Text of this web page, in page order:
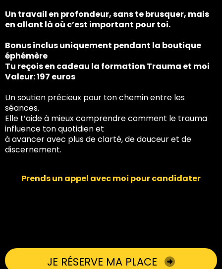
Un travail en profondeur, sans te brusquer, mais
en allant là où c’est important pour toi.
Bonus inclus uniquement pendant la boutique
éphémère
Tu reçois en cadeau la formation Trauma et moi
Valeur: 197 euros
Un soutien précieux pour ton chemin entre les
séances.
Elle t’aide à mieux comprendre comment le trauma
influence ton quotidien et
à avancer avec plus de clarté, de douceur et de
discernement.
Prends un appel avec moi pour candidater
JE RÉSERVE MA PLACE